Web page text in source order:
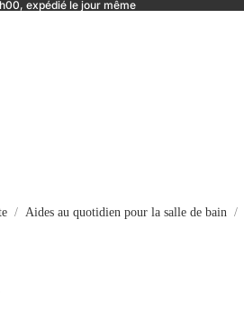
expédié le jour même
Aides au quotidien pour la salle de bain